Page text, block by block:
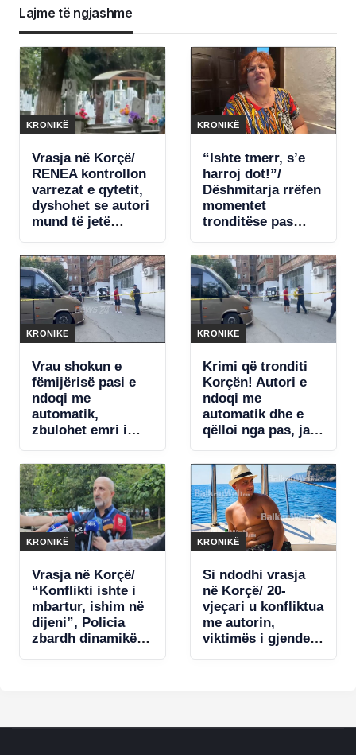
Lajme të ngjashme
KRONIKË
Vrasja në Korçë/
RENEA kontrollon
varrezat e qytetit,
dyshohet se autori
mund të jetë
(VIDEO)
KRONIKË
“Ishte tmerr, s’e
harroj dot!”/
Dëshmitarja rrëfen
momentet
tronditëse pas
E pashë djalin të
shtrirë, gjaku i
rridhte nga…
KRONIKË
Vrau shokun e
fëmijërisë pasi e
ndoqi me
automatik,
zbulohet emri i
KRONIKË
Krimi që tronditi
Korçën! Autori e
ndoqi me
automatik dhe e
qëlloi nga pas, ja
viktima në trup
KRONIKË
Vrasja në Korçë/
“Konflikti ishte i
mbartur, ishim në
dijeni”, Policia
zbardh dinamikën:
KRONIKË
Si ndodhi vrasja
në Korçë/ 20-
vjeçari u konfliktua
me autorin,
viktimës i gjendet